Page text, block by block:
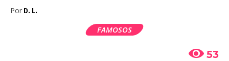
Por D. L.
FAMOSOS
53